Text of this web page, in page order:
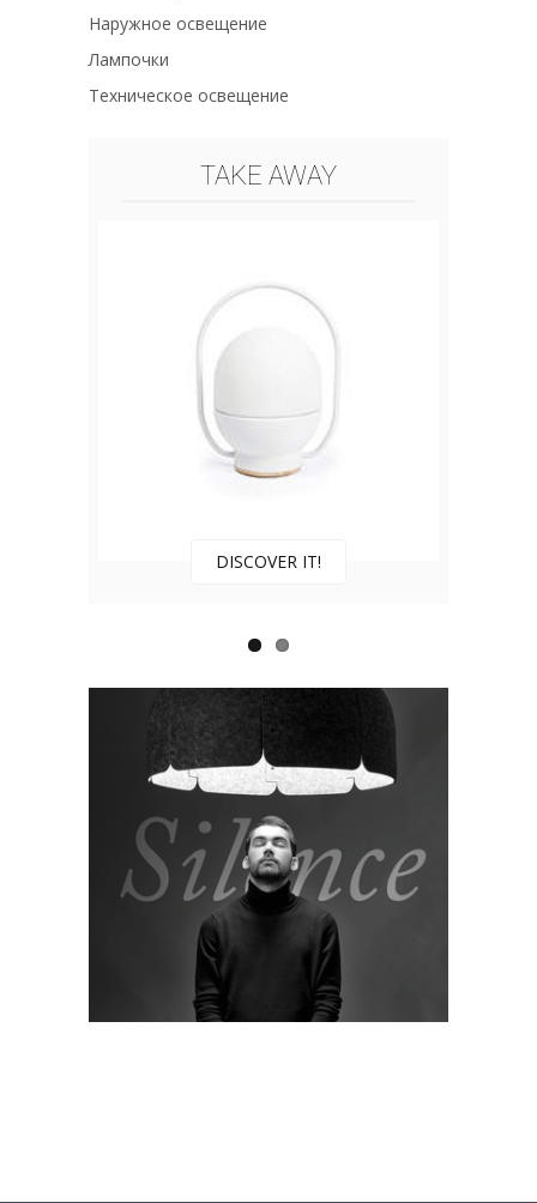
Наружное освещение
Лампочки
Техническое освещение
TAKE AWAY
DISCOVER IT!